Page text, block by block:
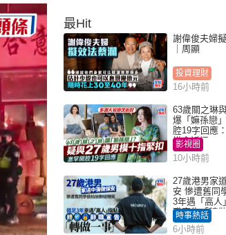
最Hit
謝偉俊夫婦
｜周顯
投資理財
16小時前
63歲關之琳
爆「嫲孫戀
腔19字回應
掛念近況
影視圈
10小時前
27歲港男家
安 慘遭舊同
3年遇「高人
職宣告「轉
Juicy叮
時事熱話
6小時前